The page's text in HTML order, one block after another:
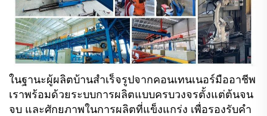
ในฐานะผู้ผลิตบ้านสำเร็จรูปจากคอนเทนเนอร์มืออาชีพ
เราพร้อมด้วยระบบการผลิตแบบครบวงจรตั้งแต่ต้นจน
จบ และศักยภาพในการผลิตที่แข็งแกร่ง เพื่อรองรับคำ